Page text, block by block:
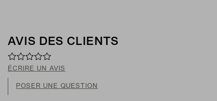
AVIS DES CLIENTS
ÉCRIRE UN AVIS
POSER UNE QUESTION